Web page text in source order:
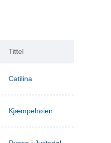
Tittel
Catilina
Kjæmpehøien